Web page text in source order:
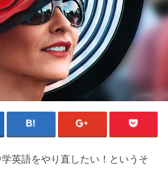
英語をやり直したい！というそ